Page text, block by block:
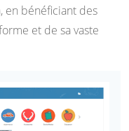
en bénéficiant des
et de sa vaste